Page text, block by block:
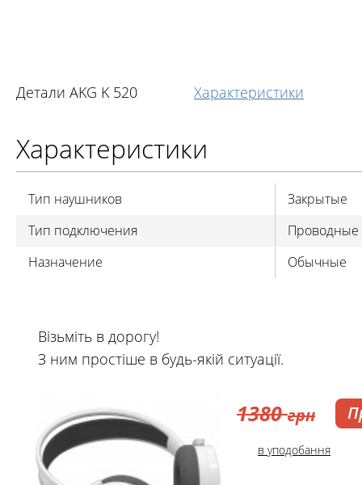
Детали AKG K 520 Характеристики
Характеристики
Тип наушников
Закрытые
Тип подключения
Проводные
Назначение
Обычные
Візьміть в дорогу!
З ним простіше в будь-якій ситуації.
1380грн
в уподобання